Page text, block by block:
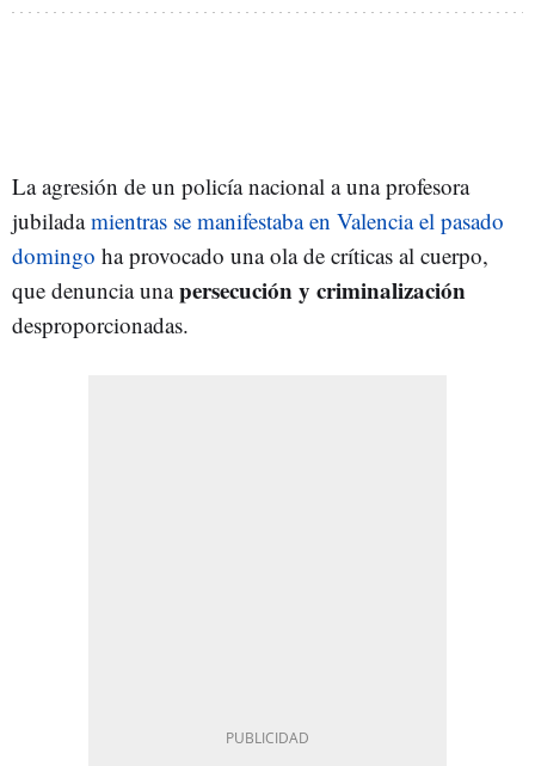
La agresión de un policía nacional a una profesora
jubiladamientras se manifestaba en Valencia el pasado
domingo ha provocado una ola de críticas al cuerpo,
que denuncia unapersecución y criminalización
desproporcionadas.